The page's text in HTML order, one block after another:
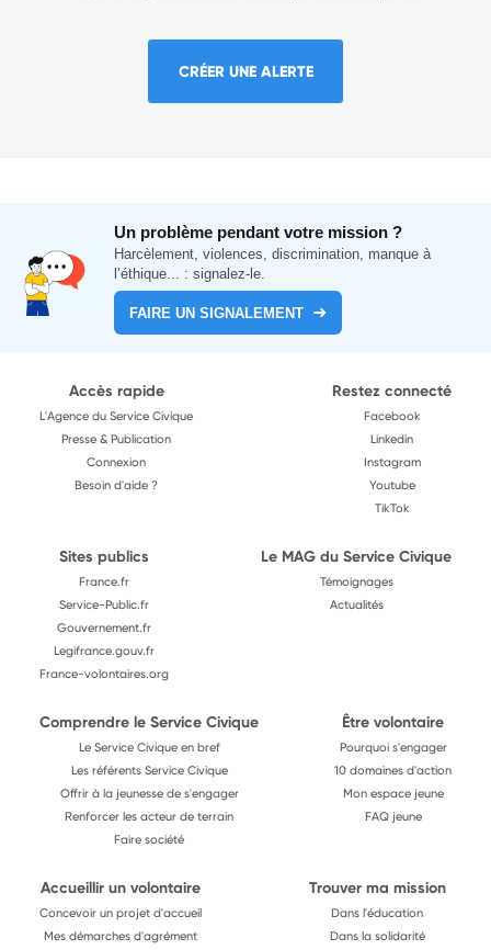
CRÉER UNE ALERTE
Un problème pendant votre mission ?
Harcèlement, violences, discrimination, manque à
l’éthique... : signalez-le.
FAIRE UN SIGNALEMENT
Accès rapide
L'Agence du Service Civique
Presse & Publication
Connexion
Besoin d'aide ?
Restez connecté
Facebook
Linkedin
Instagram
Youtube
TikTok
Sites publics
France.fr
Service-Public.fr
Gouvernement.fr
Legifrance.gouv.fr
France-volontaires.org
Le MAG du Service Civique
Témoignages
Actualités
Comprendre le Service Civique
Le Service Civique en bref
Les référents Service Civique
Offrir à la jeunesse de s'engager
Renforcer les acteur de terrain
Faire société
Être volontaire
Pourquoi s'engager
10 domaines d'action
Mon espace jeune
FAQ jeune
Accueillir un volontaire
Concevoir un projet d'accueil
Mes démarches d'agrément
Trouver ma mission
Dans l'éducation
Dans la solidarité